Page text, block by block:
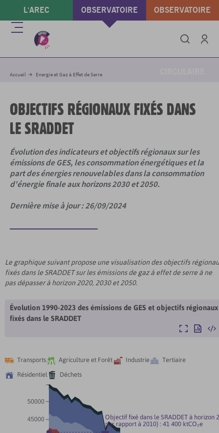
contenu
principal
L'AREC OBSERVATOIRE
ÉNERGIE & GAZ À
OBSERVATOIRE
Menu
ImprimerPartager
Accueil Energie et Gaz à Effet de Serre
OBJECTIFS RÉGIONAUX FIXÉS DANS
LE SRADDET
Évolution des indicateurs et objectifs régionaux sur les
émissions de GES, les consommation énergétiques et la
part des énergies renouvelables dans la consommation
d'énergie finale aux horizons 2030 et 2050.
Dernière mise à jour : 26/09/2024
Le graphique suivant propose une visualisation des objectifs
fixés dans le SRADDET sur les émissions de gaz à effet de serre à ne
pas dépasser à horizon 2020, 2030 et 2050.
Évolution 1990-2023 des émissions de GES et objectifs régionaux
fixés dans le SRADDET
AgrandirExporter
 Transports Agriculture et Forêt Industrie Tertiaire
 Résidentiel Déchets
45000
50000
Objectif fixé dans le SRADDET à horizon
par rapport à 2010) : 41 400 ktCO₂e